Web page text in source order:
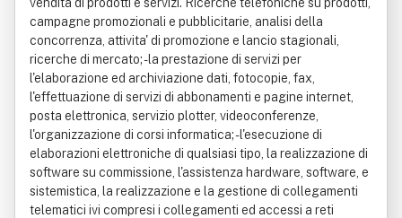
campagne promozionali e pubblicitarie, analisi della
concorrenza, attivita' di promozione e lancio stagionali,
ricerche di mercato; - la prestazione di servizi per
l'elaborazione ed archiviazione dati, fotocopie, fax,
l'effettuazione di servizi di abbonamenti e pagine internet,
posta elettronica, servizio plotter, videoconferenze,
l'organizzazione di corsi informatica; - l'esecuzione di
elaborazioni elettroniche di qualsiasi tipo, la realizzazione di
software su commissione, l'assistenza hardware, software, e
sistemistica, la realizzazione e la gestione di collegamenti
telematici ivi compresi i collegamenti ed accessi a reti